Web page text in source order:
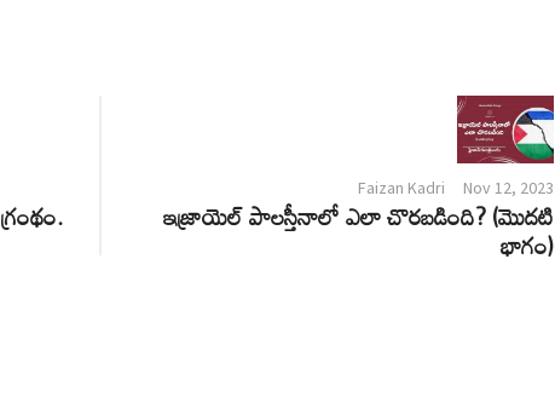
Faizan Kadri Nov 12, 2023
ఇజ్రాయెల్ పాలస్తీనాలో ఎలా చొరబడింది? (మొదటి
భాగం)